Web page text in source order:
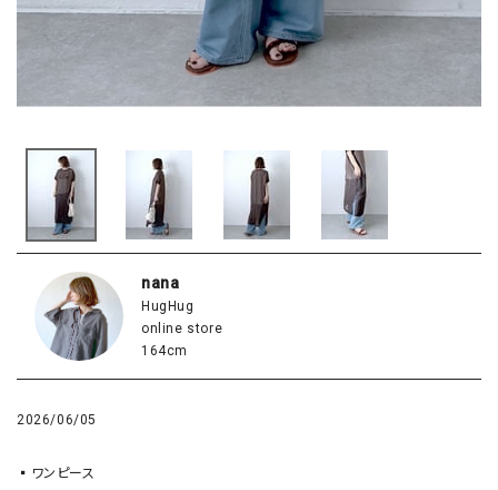
nana
HugHug
online store
164cm
2026/06/05
▪️ワンピース